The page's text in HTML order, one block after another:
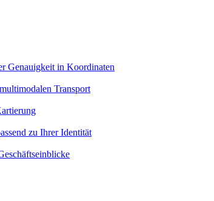
Genauigkeit in Koordinaten
Transport
zu Ihrer Identität